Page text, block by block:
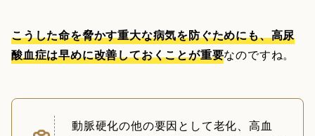
こうした命を脅かす重大な病気を防ぐためにも、高尿
酸血症は早めに改善しておくことが重要なのですね。
動脈硬化の他の要因として老化、高血